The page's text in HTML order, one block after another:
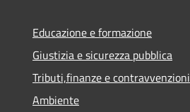
Educazione e formazione
Giustizia e sicurezza pubblica
Tributi,finanze e contravvenzioni
Ambiente